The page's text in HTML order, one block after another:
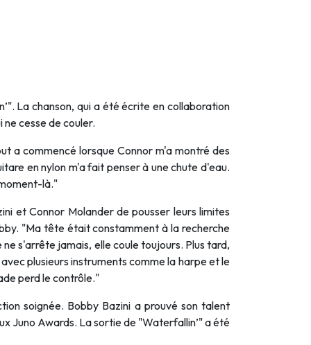
La chanson, qui a été écrite en collaboration
cesse de couler.
a commencé lorsque Connor m'a montré des
en nylon m'a fait penser à une chute d'eau.
là."
et Connor Molander de pousser leurs limites
"Ma tête était constamment à la recherche
s'arrête jamais, elle coule toujours. Plus tard,
plusieurs instruments comme la harpe et le
perd le contrôle."
soignée. Bobby Bazini a prouvé son talent
Juno Awards. La sortie de "Waterfallin’" a été